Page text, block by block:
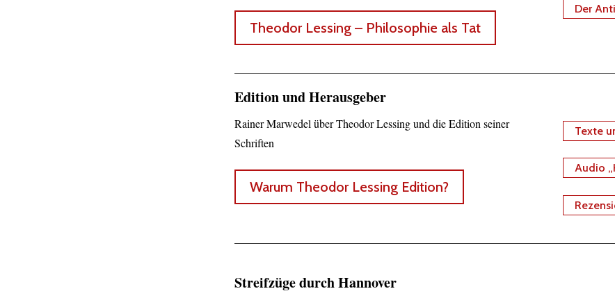
Theodor Lessing – Philosophie als Tat
Der
Edition und Herausgeber
Rainer Marwedel über Theodor Lessing und die Edition seiner
Schriften
Warum Theodor Lessing Edition?
Texte
Audio
Streifzüge durch Hannover